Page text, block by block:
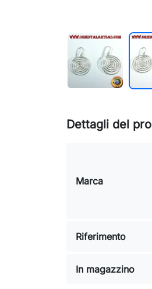
Dettagli del
Marca
Riferimento
In magazzino